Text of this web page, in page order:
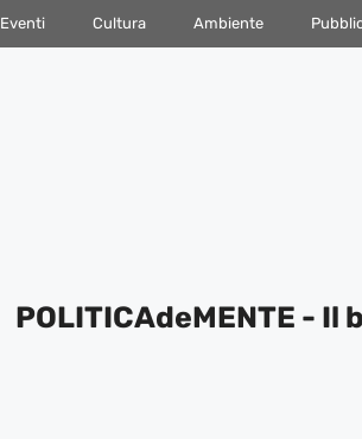
Eventi Cultura Ambiente
POLITICAdeMENTE - Il